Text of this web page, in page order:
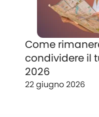
Come
condividere il
2026
22 giugno 2026